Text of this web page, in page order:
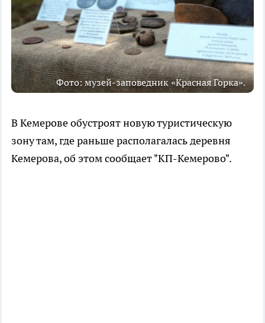
Фото: музей-заповедник «Красная Горка».
В Кемерове обустроят новую туристическую
зону там, где раньше располагалась деревня
Кемерова, об этом сообщает "КП-Кемерово".